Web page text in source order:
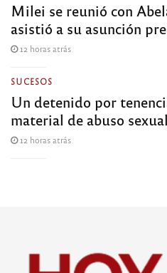
Milei se reunió con
asistió a su asunción
12 horas atrás
SUCESOS
Un detenido por
material de abuso
12 horas atrás